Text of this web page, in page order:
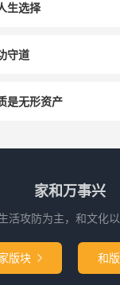
生选择
守道
是无形资产
家和万事兴
活攻防为主，和文化
版块  和